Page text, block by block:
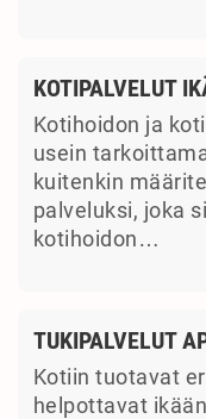
KOTIPALVELUT
Kotihoidon ja
usein
kuitenkin
palveluksi, joka
kotihoidon…
TUKIPALVELUT
Kotiin tuotavat
helpottavat